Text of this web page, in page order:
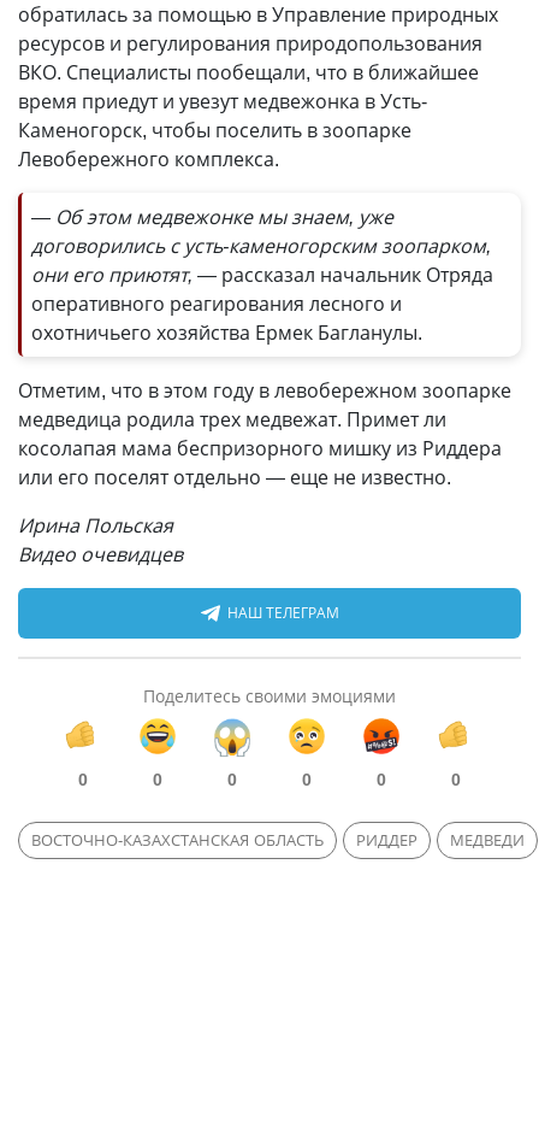
обратилась за помощью в Управление природных
ресурсов и регулирования природопользования
ВКО. Специалисты пообещали, что в ближайшее
время приедут и увезут медвежонка в Усть-
Каменогорск, чтобы поселить в зоопарке
Левобережного комплекса.
— Об этом медвежонке мы знаем, уже
договорились с усть-каменогорским зоопарком,
они его приютят, — рассказал начальник Отряда
оперативного реагирования лесного и
охотничьего хозяйства Ермек Багланулы.
Отметим, что в этом году в левобережном зоопарке
медведица родила трех медвежат. Примет ли
косолапая мама беспризорного мишку из Риддера
или его поселят отдельно — еще не известно.
Ирина Польская
Видео очевидцев
НАШ ТЕЛЕГРАМ
Поделитесь своими эмоциями
0 0 0 0 0 0
ВОСТОЧНО-КАЗАХСТАНСКАЯ ОБЛАСТЬ РИДДЕР МЕДВЕДИ